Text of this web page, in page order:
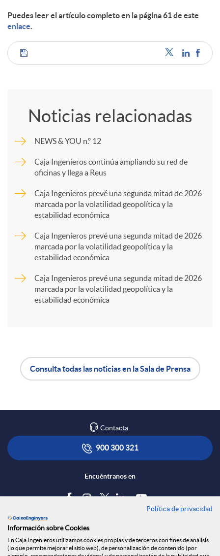
t
e
d
s
Puedes leer el artículo completo en la página 61 de este
enlace.
C
p
a
R
e
s
Noticias relacionadas
NEWS & YOU n.º 12
Caja Ingenieros continúa ampliando su red de
oficinas y llega a Reus
Caja Ingenieros prevé una segunda mitad de 2026
marcada por la volatilidad geopolítica y la
estabilidad económica
Caja Ingenieros prevé una segunda mitad de 2026
marcada por la volatilidad geopolítica y la
estabilidad económica
Caja Ingenieros prevé una segunda mitad de 2026
marcada por la volatilidad geopolítica y la
estabilidad económica
A
p
l
a
o
t
s
Consulta todas las noticias en la Sala de Prensa
Contacta
900 300 321
Encuéntranos en
Tablón de anuncios
Política de cookies
Política de privacidad
Información sobre Cookies
En Caja Ingenieros utilizamos cookies propias y de terceros con fines de análisis
(lo que permite mejorar el sitio web), de personalización de contenido (por